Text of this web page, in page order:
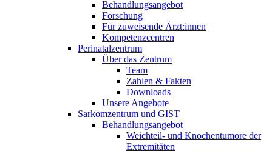
Behandlungsangebot
Forschung
Für zuweisende Ärzt:innen
Kompetenzcentren
Perinatalzentrum
Über das Zentrum
Team
Zahlen & Fakten
Downloads
Unsere Angebote
Sarkomzentrum und GIST
Behandlungsangebot
Weichteil- und Knochentumore der
Extremitäten